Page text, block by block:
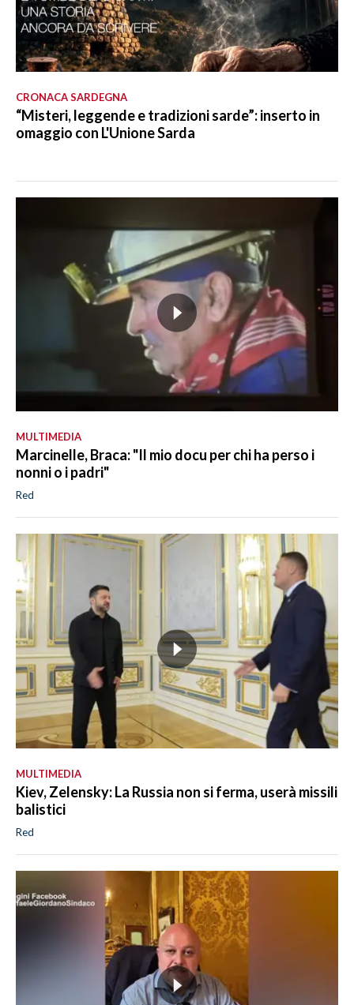
CRONACA SARDEGNA
“Misteri, leggende e tradizioni sarde”: inserto in
omaggio con L'Unione Sarda
MULTIMEDIA
Marcinelle, Braca: "Il mio docu per chi ha perso i
nonni o i padri"
Red
MULTIMEDIA
Kiev, Zelensky: La Russia non si ferma, userà missili
balistici
Red